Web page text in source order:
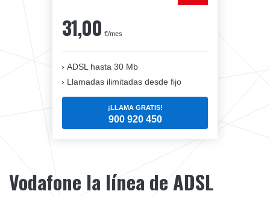
31,00 €/mes
ADSL hasta 30 Mb
Llamadas ilimitadas desde fijo
¡LLAMA GRATIS!
900 920 450
Vodafone la línea de ADSL